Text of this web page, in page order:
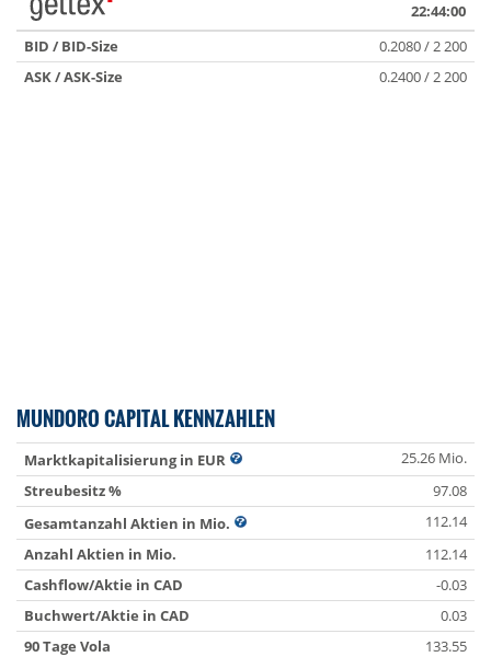
22:44:00
BID / BID-Size
0.2080 / 2 200
ASK / ASK-Size
0.2400 / 2 200
MUNDORO CAPITAL KENNZAHLEN
Marktkapitalisierung in EUR
25.26 Mio.
Streubesitz %
97.08
Gesamtanzahl Aktien in Mio.
112.14
Anzahl Aktien in Mio.
112.14
Cashflow/Aktie in CAD
-0.03
Buchwert/Aktie in CAD
0.03
90 Tage Vola
133.55